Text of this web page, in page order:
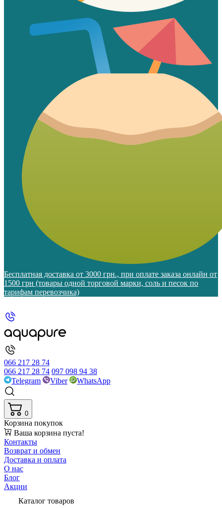
Бесплатная доставка от 3000 грн., при оплате заказа онлайн от
1500 грн (товары одной торговой марки, соль и песок по
тарифам перевозчика)
066 217 28 74
066 217 28 74 097 098 94 38
Telegram
Viber WhatsApp
0
Корзина покупок
Ваша корзина пуста!
Контакты
Возврат и обмен
Доставка и оплата
О нас
Блог
Акции
Каталог товаров